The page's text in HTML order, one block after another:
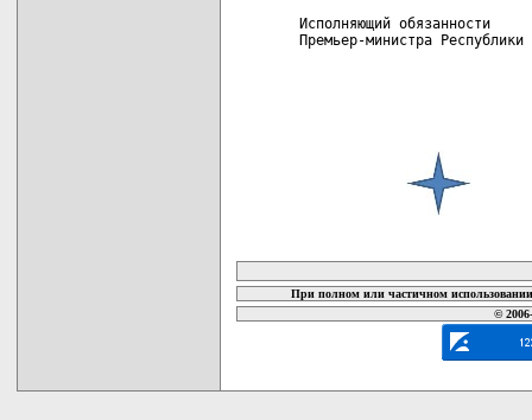
Исполняющий
Премьер-министра Республики
При полном или частичном
©